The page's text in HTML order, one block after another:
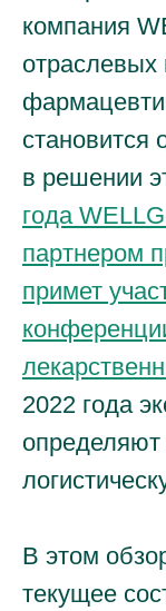
компания
отраслевых
становится
в решении
года
партнером
примет
2022 года
В этом
текущее